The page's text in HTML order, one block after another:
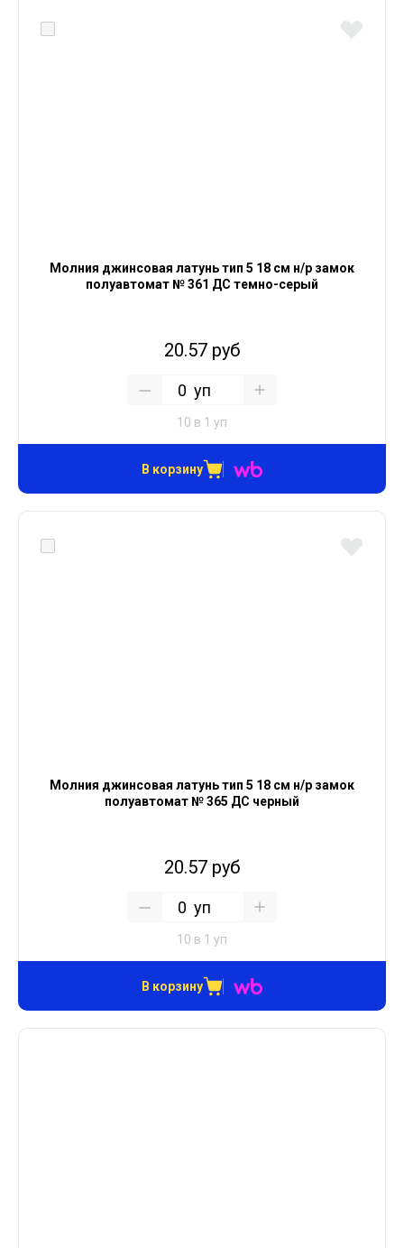
Молния джинсовая латунь тип 5 18 см н/р замок
полуавтомат № 361 ДС темно-серый
20.57 руб
уп
10 в 1 уп
В корзину
Молния джинсовая латунь тип 5 18 см н/р замок
полуавтомат № 365 ДС черный
20.57 руб
уп
10 в 1 уп
В корзину